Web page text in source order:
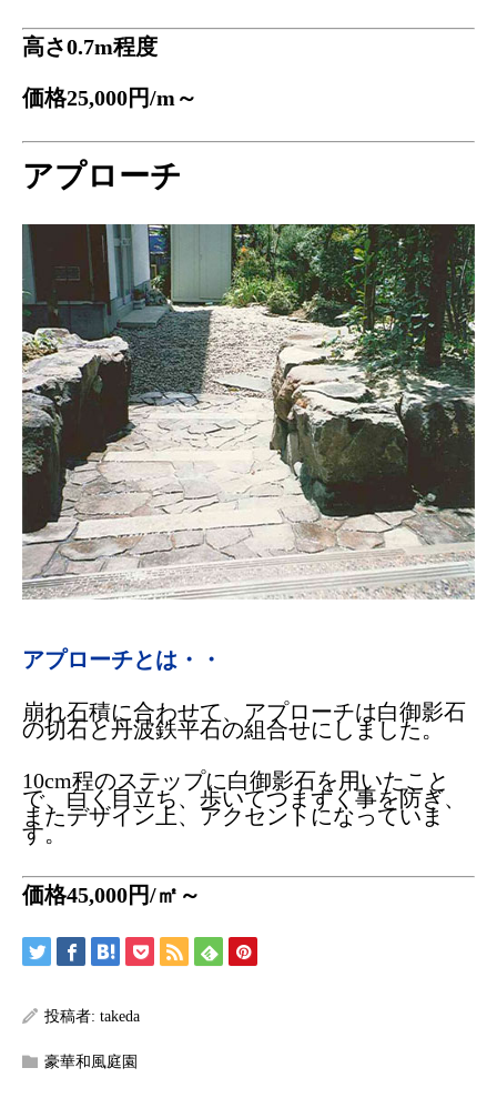
高さ0.7m程度
価格25,000円/m～
アプローチ
アプローチとは・・
崩れ石積に合わせて、アプローチは白御影石
の切石と丹波鉄平石の組合せにしました。
10cm程のステップに白御影石を用いたこと
で、白く目立ち、歩いてつまずく事を防ぎ、
またデザイン上、アクセントになっていま
す。
価格45,000円/㎡～
投稿者: takeda
豪華和風庭園